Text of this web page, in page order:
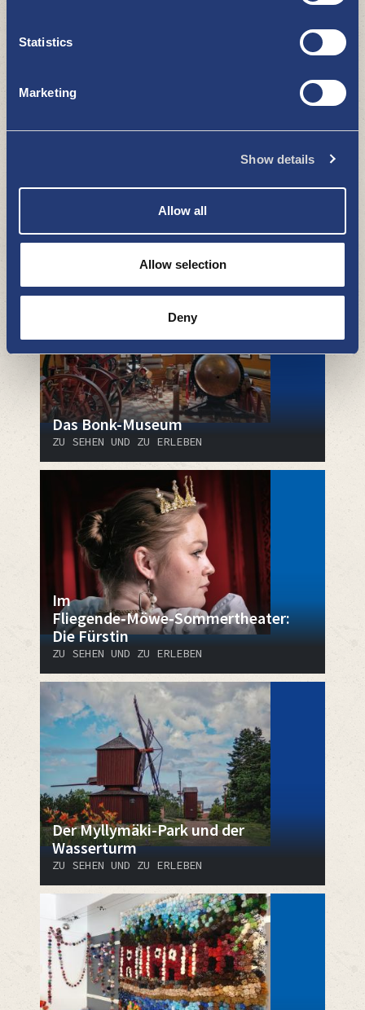
Statistics
Marketing
Show details
Allow all
Allow selection
Deny
Die Galerie Runonkulma
ZU SEHEN UND ZU ERLEBEN
Das Bonk-Museum
ZU SEHEN UND ZU ERLEBEN
Im
Fliegende‑Möwe‑Sommertheater:
Die Fürstin
ZU SEHEN UND ZU ERLEBEN
Der Myllymäki-Park und der
Wasserturm
ZU SEHEN UND ZU ERLEBEN